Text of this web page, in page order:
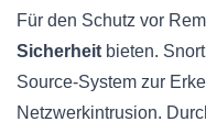
Für den Schutz vor
Sicherheit bieten.
Source-System zur
Netzwerkintrusion.